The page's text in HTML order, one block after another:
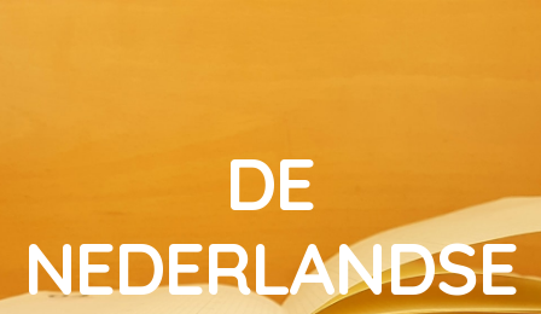
DE
NEDERLANDSE